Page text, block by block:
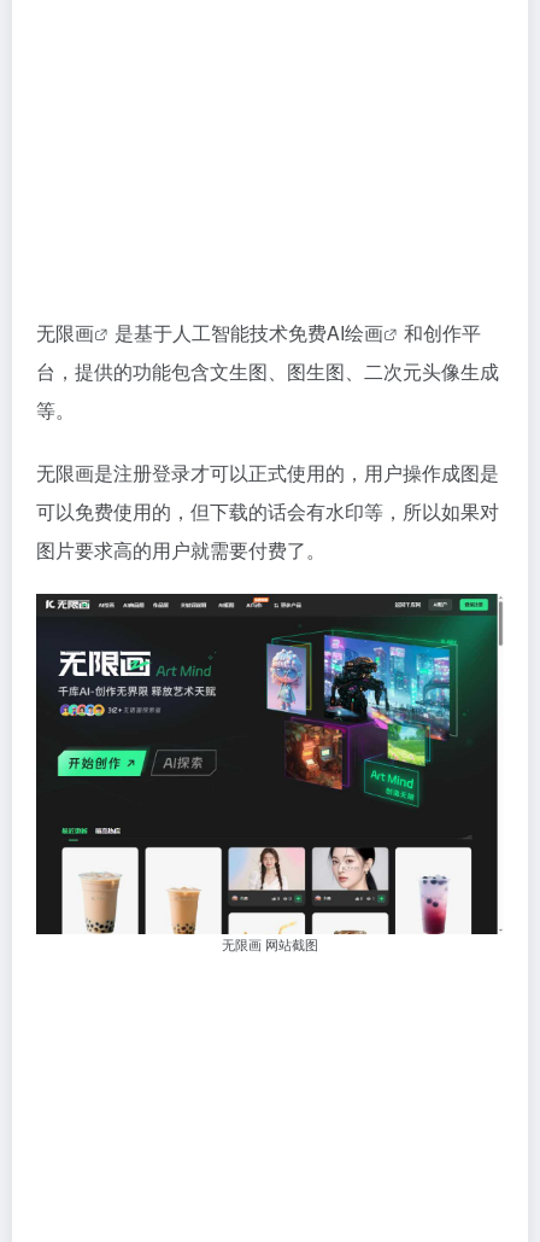
无限画 是基于人工智能技术免费AI绘画
和创作平
台，提供的功能包含文生图、图生图、二次元头像生成
等。
无限画是注册登录才可以正式使用的，用户操作成图是
可以免费使用的，但下载的话会有水印等，所以如果对
图片要求高的用户就需要付费了。
无限画 网站截图